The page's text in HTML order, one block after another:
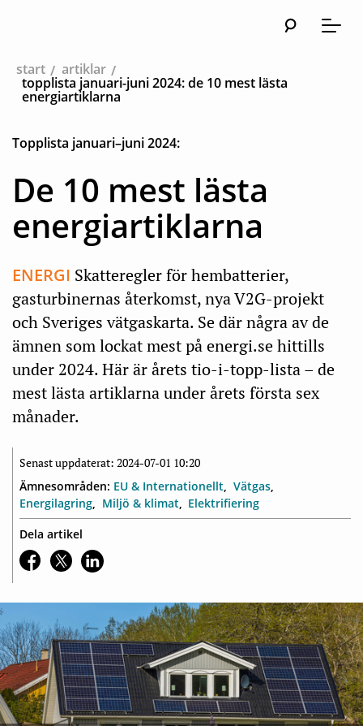
Meny
start
artiklar
topplista januari-juni 2024: de 10 mest lästa
energiartiklarna
Topplista januari–juni 2024:
De 10 mest lästa
energiartiklarna
ENERGI Skatteregler för hembatterier,
gasturbinernas återkomst, nya V2G-projekt
och Sveriges vätgaskarta. Se där några av de
ämnen som lockat mest på energi.se hittills
under 2024. Här är årets tio-i-topp-lista – de
mest lästa artiklarna under årets första sex
månader.
Senast uppdaterat: 2024-07-01 10:20
Ämnesområden: EU & Internationellt
Vätgas
Energilagring
Miljö & klimat
Elektrifiering
Dela artikel